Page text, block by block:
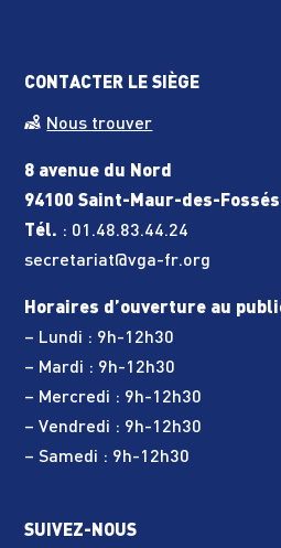
CONTACTER LE SIÈGE
Nous trouver
8 avenue du Nord
94100 Saint-Maur-des-Fossés
Tél. : 01.48.83.44.24
secretariat@vga-fr.org
Horaires d’ouverture au
– Lundi : 9h-12h30
– Mardi : 9h-12h30
– Mercredi : 9h-12h30
– Vendredi : 9h-12h30
– Samedi : 9h-12h30
SUIVEZ-NOUS